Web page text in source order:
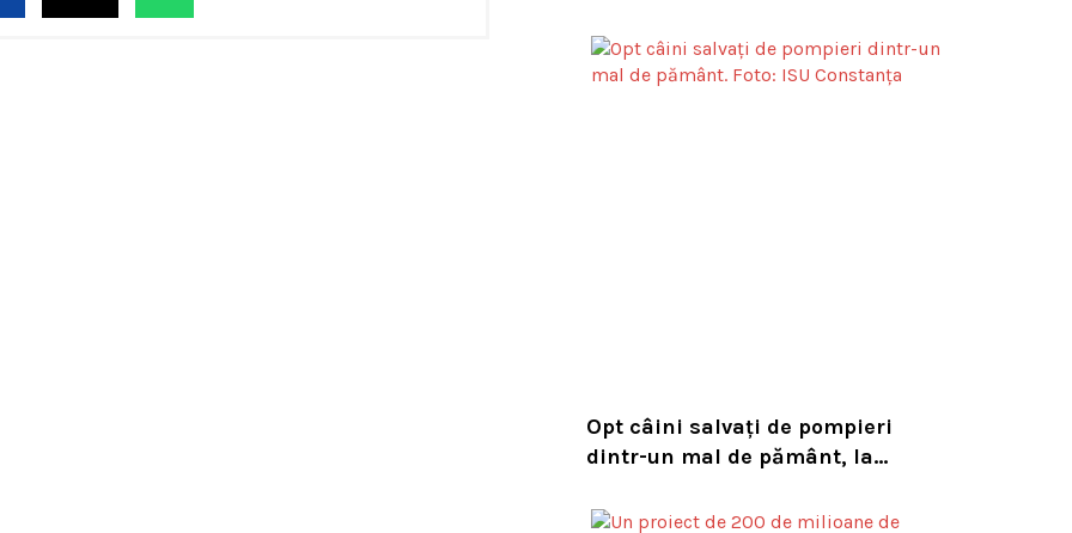
readuce prădătorul dispărut în
habitatul său natural
Opt câini salvați de pompieri
dintr-un mal de pământ, la
în timpul unor lucrări VIDEO